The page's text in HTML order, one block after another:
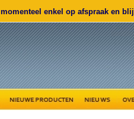
enkel op afspraak en